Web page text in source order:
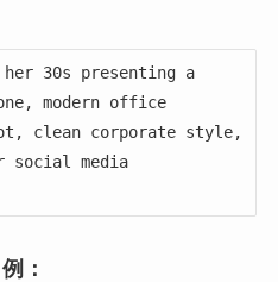
30s presenting a
modern office
clean corporate style,
media
：